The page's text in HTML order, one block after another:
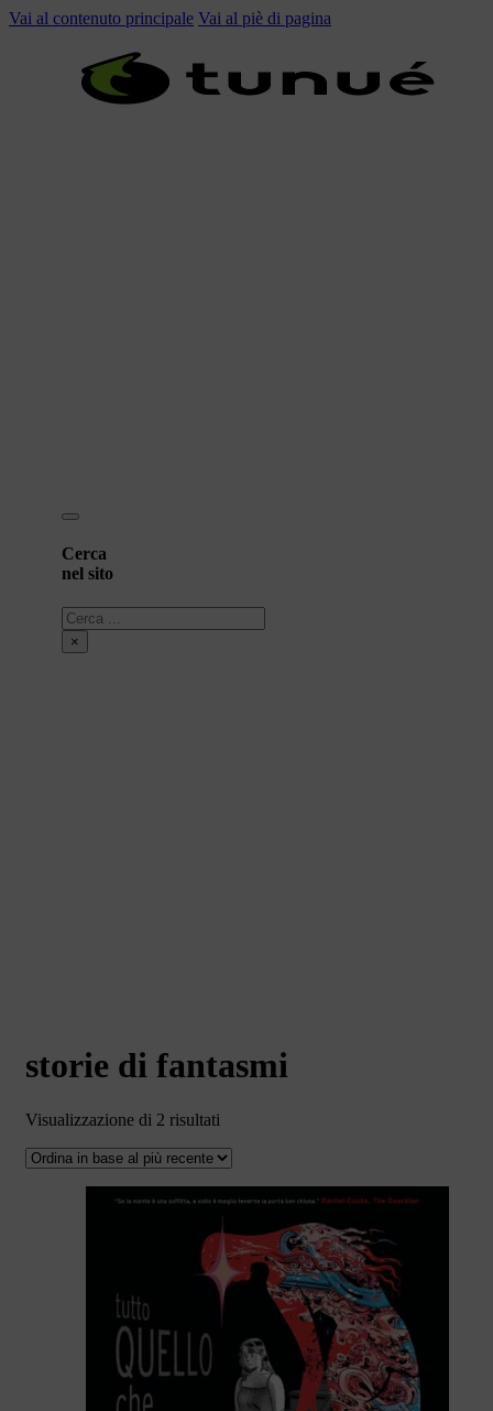
Vai al contenuto principale Vai al piè di pagina
Cerca
nel sito
Cerca
×
storie di fantasmi
Visualizzazione di 2 risultati
base
più